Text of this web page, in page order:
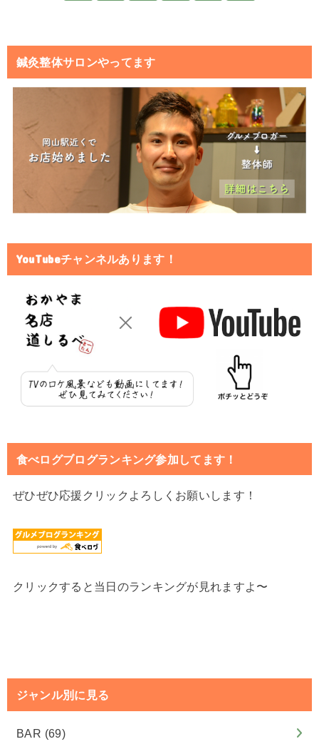
鍼灸整体サロンやってます
YouTubeチャンネルあります！
食べログブログランキング参加してます！
ぜひぜひ応援クリックよろしくお願いします！
クリックすると当日のランキングが見れますよ〜
ジャンル別に見る
BAR (69)